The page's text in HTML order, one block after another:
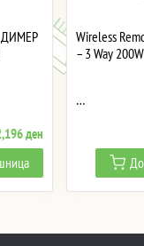
ДИМЕР
ден.
денCurrent
price
is:
2,196 ден.
Wireless
– 3 Way 200W
…